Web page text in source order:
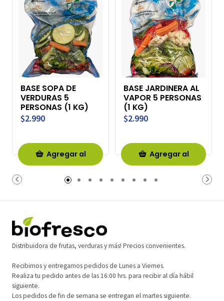
BASE SOPA DE
VERDURAS 5
PERSONAS (1 KG)
$2.990
Agregar al
Carro
BASE JARDINERA AL
VAPOR 5 PERSONAS
(1 KG)
$2.990
Agregar al
Carro
Distribuidora de frutas, verduras y más! Precios convenientes.
Recibimos y entregamos pedidos de Lunes a Viernes.
Realiza tu pedido antes de las 16:00 hrs. para recibir al día hábil
siguiente.
Los pedidos de fin de semana se entregan el martes siguiente.